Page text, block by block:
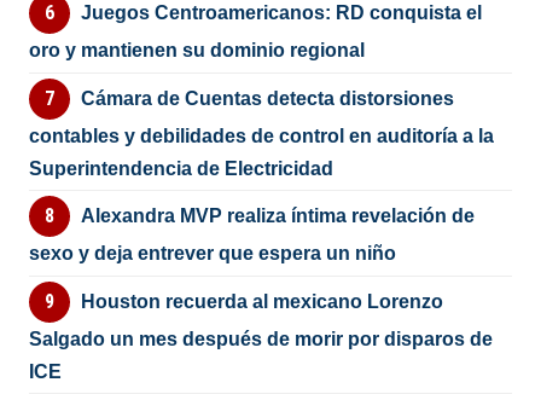
Juegos Centroamericanos: RD conquista el
oro y mantienen su dominio regional
Cámara de Cuentas detecta distorsiones
contables y debilidades de control en auditoría a la
Superintendencia de Electricidad
Alexandra MVP realiza íntima revelación de
sexo y deja entrever que espera un niño
Houston recuerda al mexicano Lorenzo
Salgado un mes después de morir por disparos de
ICE